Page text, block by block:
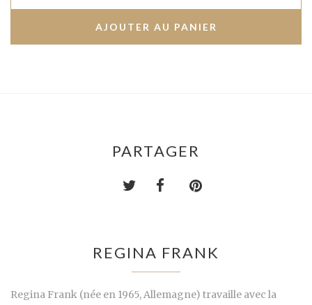
PARTAGER
REGINA FRANK
Regina Frank (née en 1965, Allemagne) travaille avec la